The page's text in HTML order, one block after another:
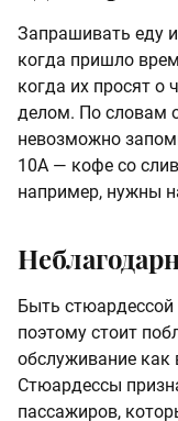
Запрашивать еду
когда пришло
когда их просят о
делом. По словам
невозможно
10А — кофе со
например, нужны
Быть стюардессой
поэтому стоит
обслуживание как
Стюардессы
пассажиров,